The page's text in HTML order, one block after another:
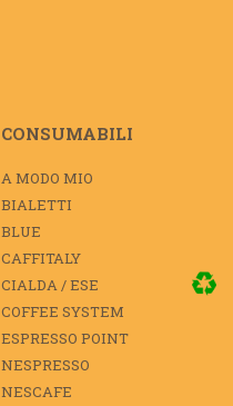
CONSUMABILI
A MODO MIO
BIALETTI
BLUE
CAFFITALY
CIALDA / ESE
COFFEE SYSTEM
ESPRESSO POINT
NESPRESSO
NESCAFE